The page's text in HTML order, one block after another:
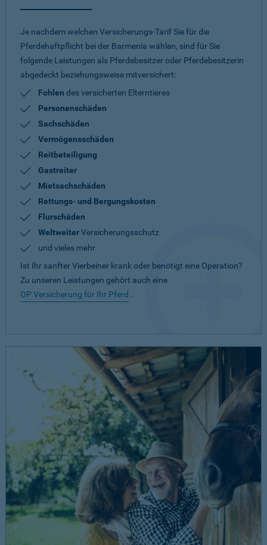
Je nachdem welchen Versicherungs-Tarif Sie für die
Pferdehaftpflicht bei der Barmenia wählen, sind für Sie
folgende Leistungen als Pferdebesitzer oder Pferdebesitzerin
abgedeckt beziehungsweise mitversichert:
Fohlen des versicherten Elterntieres
Personenschäden
Sachschäden
Vermögensschäden
Reitbeteiligung
Gastreiter
Mietsachschäden
Rettungs- und Bergungskosten
Flurschäden
WeltweiterVersicherungsschutz
und vieles mehr
Ist Ihr sanfter Vierbeiner krank oder benötigt eine Operation?
Zu unseren Leistungen gehört auch eine
OP Versicherung für Ihr Pferd .